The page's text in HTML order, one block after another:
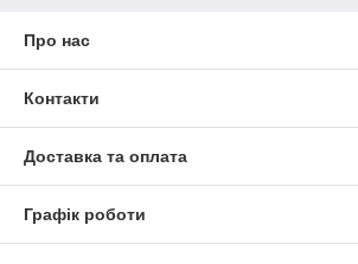
Про нас
Контакти
Доставка та оплата
Графік роботи